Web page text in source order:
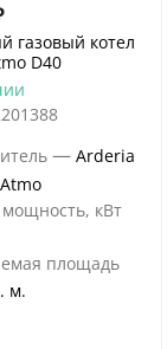
газовый котел
D40
— Arderia
Atmo
кВт
площадь
м.